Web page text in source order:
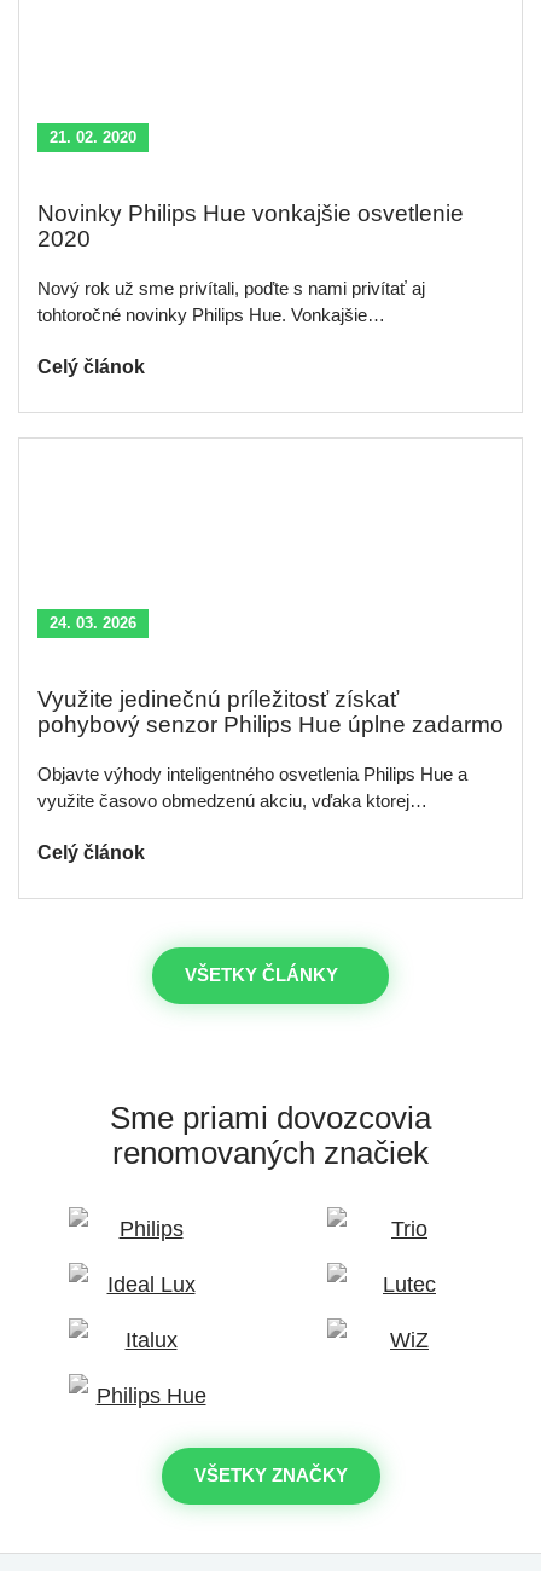
21. 02. 2020
Novinky Philips Hue vonkajšie osvetlenie
2020
Nový rok už sme privítali, poďte s nami privítať aj
tohtoročné novinky Philips Hue. Vonkajšie…
Celý článok
24. 03. 2026
Využite jedinečnú príležitosť získať
pohybový senzor Philips Hue úplne zadarmo
Objavte výhody inteligentného osvetlenia Philips Hue a
využite časovo obmedzenú akciu, vďaka ktorej…
Celý článok
VŠETKY ČLÁNKY
Sme priami dovozcovia
renomovaných značiek
VŠETKY ZNAČKY